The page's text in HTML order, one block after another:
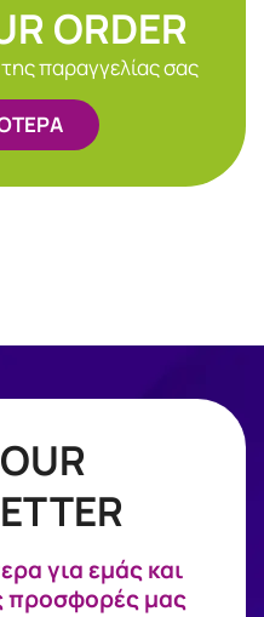
ORDER
παραγγελίας σας
για εμάς και
προσφορές μας